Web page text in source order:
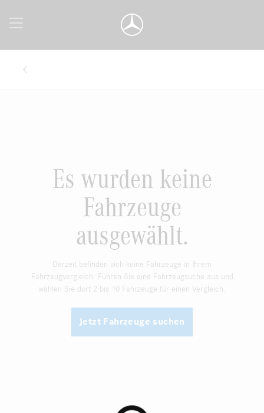
Es wurden keine
Fahrzeuge
ausgewählt.
Derzeit befinden sich keine Fahrzeuge in Ihrem
Fahrzeugvergleich. Führen Sie eine Fahrzeugsuche aus und
wählen Sie dort 2 bis 10 Fahrzeuge für einen Vergleich.
Jetzt Fahrzeuge suchen